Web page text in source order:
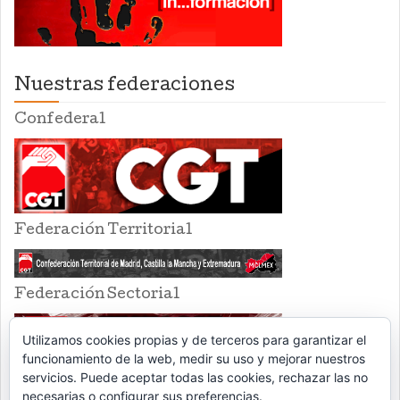
Nuestras federaciones
Confederal
Federación Territorial
Federación Sectorial
Utilizamos cookies propias y de terceros para garantizar el
funcionamiento de la web, medir su uso y mejorar nuestros
servicios. Puede aceptar todas las cookies, rechazar las no
necesarias o configurar sus preferencias.